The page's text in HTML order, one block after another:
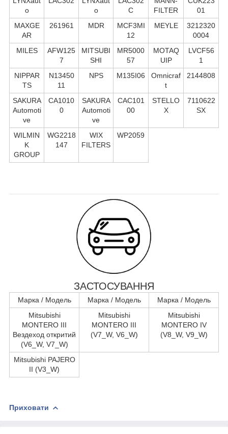
o
o
C
FILTER
01
MAXGE
AR
261961 MDR
MCF3MI
12
MEYLE
3212320
0004
MILES
AFW125
7
MITSUBI
SHI
MR5000
57
MOTAQ
UIP
LVCF56
1
NIPPAR
TS
N13450
11
NPS M135I06
Omnicraf
t
2144808
SAKURA
Automoti
ve
CA1010
0
SAKURA
Automoti
ve
CAC101
00
STELLO
X
7110622
SX
WILMIN
K
GROUP
WG2218
147
WIX
FILTERS
WP2059
ЗАСТОСУВАННЯ
Марка / Модель Марка / Модель
Марка / Модель
Mitsubishi
MONTERO III
Вездеход откритий
(V6_W, V7_W)
Mitsubishi
MONTERO III
(V7_W, V6_W)
Mitsubishi
MONTERO IV
(V8_W, V9_W)
Mitsubishi PAJERO
II (V3_W)
Приховати